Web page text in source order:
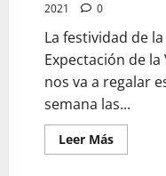
2021
0
La festividad de la
Expectación de la
nos va a regalar
semana las...
Leer MásLeer
más